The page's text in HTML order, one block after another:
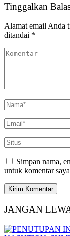
Tinggalkan
Alamat email Anda
ditandai *
Simpan nama,
untuk komentar
JANGAN